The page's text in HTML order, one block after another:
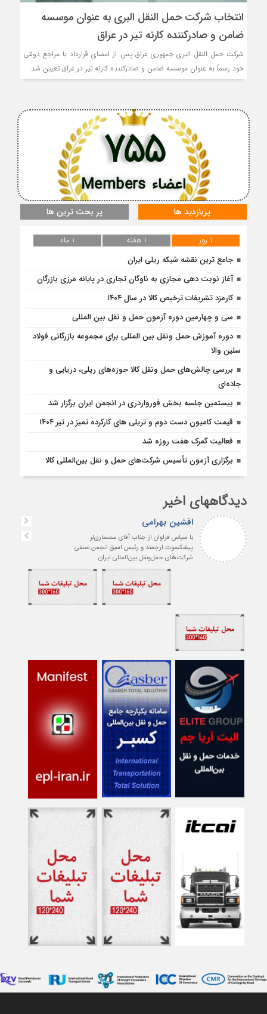
انتخاب شرکت حمل النقل البری به عنوان موسسه
ضامن و صادرکننده کارنه تیر در عراق
شرکت حمل النقل البری جمهوری عراق پس از امضای قرارداد با مراجع دولتی
خود رسماً به عنوان موسسه ضامن و صادرکننده کارنه تیر در عراق تعیین شد.
اعضاء Members
755
پربازدید ها پر بحث ترین ها
1 روز 1 هفته
1 ماه
جامع ترین نقشه شبکه ریلی ایران
آغاز نوبت دهی مجازی به ناوگان تجاری در پایانه مرزی بازرگان
کارمزد تشریفات ترخیص کالا در سال ۱۴۰۴
سی و چهارمین دوره آزمون حمل و نقل بین المللی
دوره آموزش حمل ونقل بین المللی برای مجموعه بازرگانی فولاد
سلین والا
بررسی چالش‌های حمل ونقل کالا حوزه‌های ریلی، دریایی و
جاده‌ای
بیستمین جلسه بخش فورواردری در انجمن ایران برگزار شد
قیمت کامیون دست دوم و تریلی‌ های کارکرده تمیز در تیر ۱۴۰۴
فعالیت گمرک هفت روزه شد
برگزاری آزمون تأسیس شرکت‌های حمل و نقل بین‌المللی کالا
دیدگاههای اخیر
افشین بهرامی
با سپاس فراوان از جناب آقای سمساری‌لر
پیشکسوت ارجمند و رئیس اسبق انجمن صنفی
شرکت‌های حمل‌ونقل بین‌المللی ایران